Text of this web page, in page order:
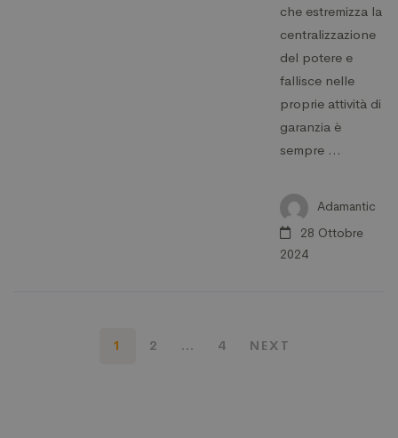
che estremizza la
centralizzazione
del potere e
fallisce nelle
proprie attività di
garanzia è
sempre …
Adamantic
28 Ottobre
2024
1 2 … 4 NEXT